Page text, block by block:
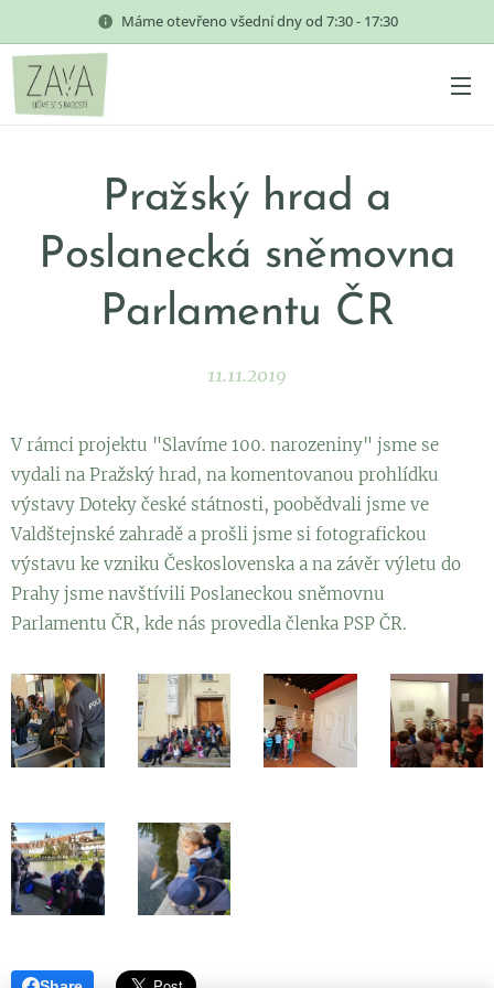
Máme otevřeno všední dny od 7:30 - 17:30
Pražský hrad a
Poslanecká sněmovna
Parlamentu ČR
11.11.2019
V rámci projektu "Slavíme 100. narozeniny" jsme se
vydali na Pražský hrad, na komentovanou prohlídku
výstavy Doteky české státnosti, poobědvali jsme ve
Valdštejnské zahradě a prošli jsme si fotografickou
výstavu ke vzniku Československa a na závěr výletu do
Prahy jsme navštívili Poslaneckou sněmovnu
Parlamentu ČR, kde nás provedla členka PSP ČR.